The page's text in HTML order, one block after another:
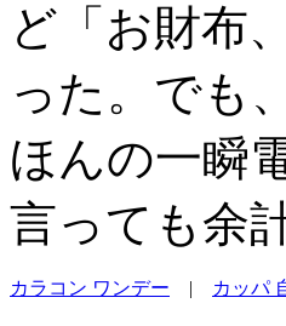
ど「お財布
った。でも
ほんの一瞬
言っても余
カラコン ワンデー | カッパ